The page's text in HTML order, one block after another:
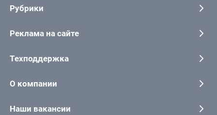
Рубрики
Реклама на сайте
Техподдержка
О компании
Наши вакансии